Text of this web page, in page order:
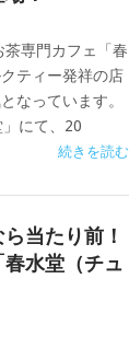
専門カフェ「春
ティー発祥の店
なっています。
にて、20
続きを読む
当たり前！
水堂（チュ